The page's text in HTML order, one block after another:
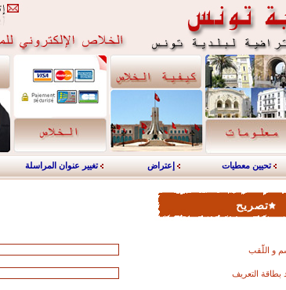
تحيين معطيات إعتراض تغيير عنوان المراسلة
تصريح
و اللّقب
بطاقة التعريف